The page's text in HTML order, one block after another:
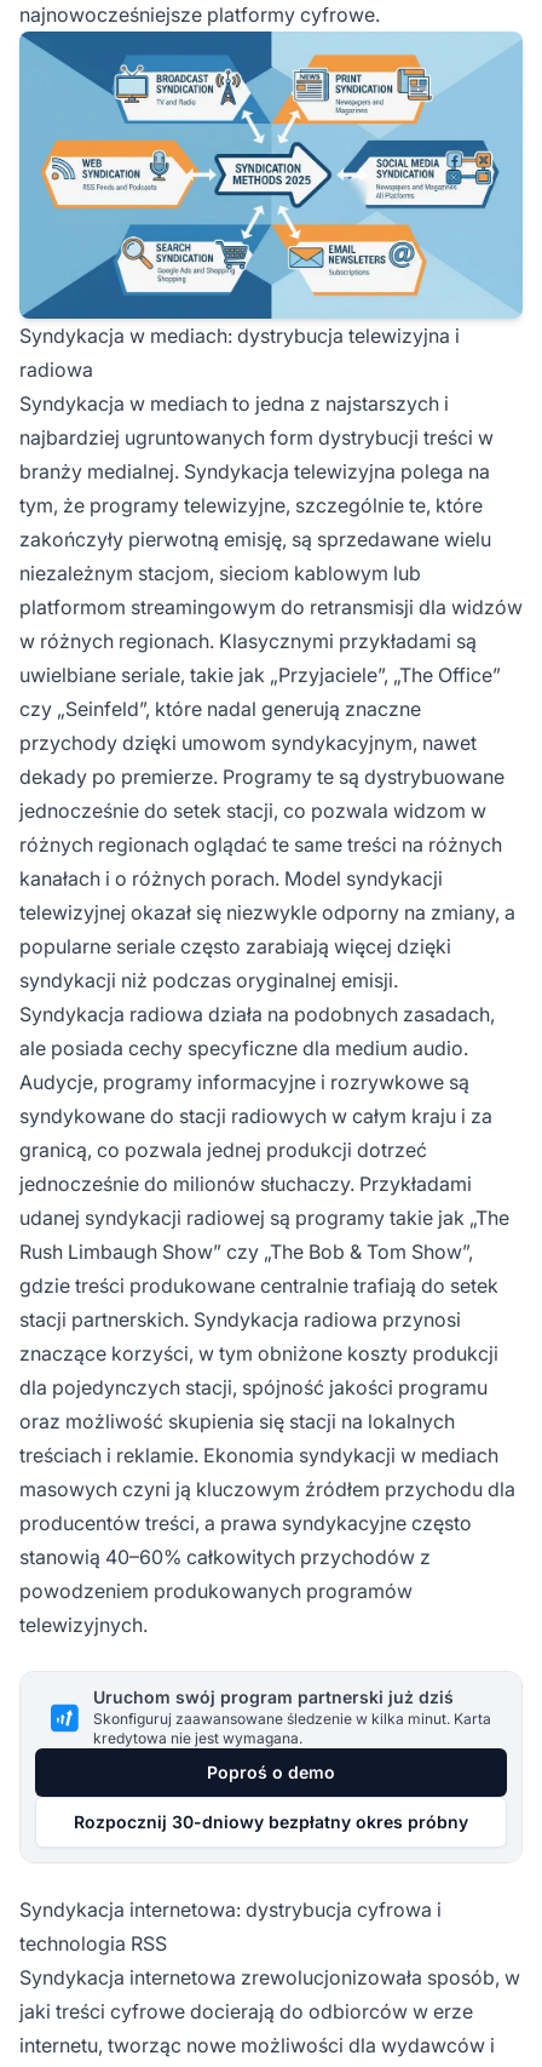
najnowocześniejsze platformy cyfrowe.
Syndykacja w mediach: dystrybucja telewizyjna i
radiowa
Syndykacja w mediach to jedna z najstarszych i
najbardziej ugruntowanych form dystrybucji treści w
branży medialnej. Syndykacja telewizyjna polega na
tym, że programy telewizyjne, szczególnie te, które
zakończyły pierwotną emisję, są sprzedawane wielu
niezależnym stacjom, sieciom kablowym lub
platformom streamingowym do retransmisji dla widzów
w różnych regionach. Klasycznymi przykładami są
uwielbiane seriale, takie jak „Przyjaciele”, „The Office”
czy „Seinfeld”, które nadal generują znaczne
przychody dzięki umowom syndykacyjnym, nawet
dekady po premierze. Programy te są dystrybuowane
jednocześnie do setek stacji, co pozwala widzom w
różnych regionach oglądać te same treści na różnych
kanałach i o różnych porach. Model syndykacji
telewizyjnej okazał się niezwykle odporny na zmiany, a
popularne seriale często zarabiają więcej dzięki
syndykacji niż podczas oryginalnej emisji.
Syndykacja radiowa działa na podobnych zasadach,
ale posiada cechy specyficzne dla medium audio.
Audycje, programy informacyjne i rozrywkowe są
syndykowane do stacji radiowych w całym kraju i za
granicą, co pozwala jednej produkcji dotrzeć
jednocześnie do milionów słuchaczy. Przykładami
udanej syndykacji radiowej są programy takie jak „The
Rush Limbaugh Show” czy „The Bob & Tom Show”,
gdzie treści produkowane centralnie trafiają do setek
stacji partnerskich. Syndykacja radiowa przynosi
znaczące korzyści, w tym obniżone koszty produkcji
dla pojedynczych stacji, spójność jakości programu
oraz możliwość skupienia się stacji na lokalnych
treściach i reklamie. Ekonomia syndykacji w mediach
masowych czyni ją kluczowym źródłem przychodu dla
producentów treści, a prawa syndykacyjne często
stanowią 40–60% całkowitych przychodów z
powodzeniem produkowanych programów
telewizyjnych.
Uruchom swój program partnerski już dziś
Skonfiguruj zaawansowane śledzenie w kilka minut. Karta
kredytowa nie jest wymagana.
Poproś o demo
Rozpocznij 30-dniowy bezpłatny okres próbny
Syndykacja internetowa: dystrybucja cyfrowa i
technologia RSS
Syndykacja internetowa zrewolucjonizowała sposób, w
jaki treści cyfrowe docierają do odbiorców w erze
internetu, tworząc nowe możliwości dla wydawców i